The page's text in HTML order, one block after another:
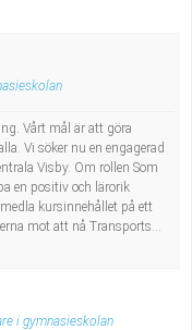
Vårt mål är att göra
Vi söker nu en engagerad
Visby. Om rollen Som
en positiv och lärorik
kursinnehållet på ett
mot att nå Transports...
i gymnasieskolan